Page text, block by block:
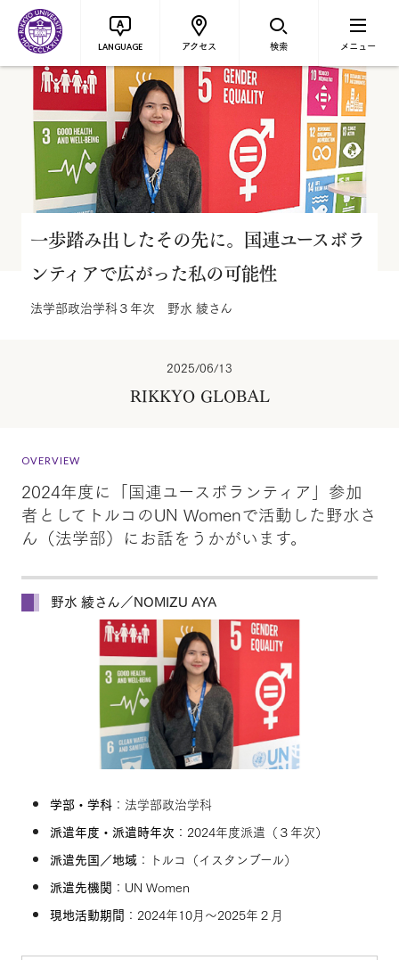
LANGUAGE アクセス 検索 メニュー
一歩踏み出したその先に。国連ユースボラ
ンティアで広がった私の可能性
法学部政治学科３年次 野水 綾さん
2025/06/13
RIKKYO GLOBAL
OVERVIEW
2024年度に「国連ユースボランティア」参加
者としてトルコのUN Womenで活動した野水さ
ん（法学部）にお話をうかがいます。
野水 綾さん／NOMIZU AYA
学部・学科：法学部政治学科
派遣年度・派遣時年次 ：2024年度派遣（３年次）
派遣先国／地域：トルコ（イスタンブール）
派遣先機関 ：UN Women
現地活動期間 ：2024年10月～2025年２月